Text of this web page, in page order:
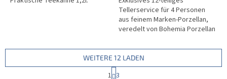
Tellerservice für 4 Personen
aus feinem Marken-Porzellan,
veredelt von Bohemia Porzellan
Weihnachtsgeschirr bereichert
Ihre...
WEITERE 12 LADEN
P
1 3